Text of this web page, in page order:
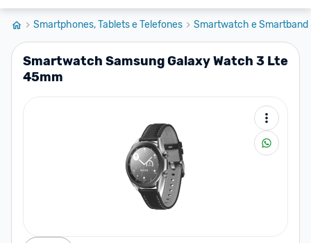
Smartphones, Tablets e Telefones Smartwatch e Smartband
Smartwatch Samsung Galaxy Watch 3 Lte
45mm